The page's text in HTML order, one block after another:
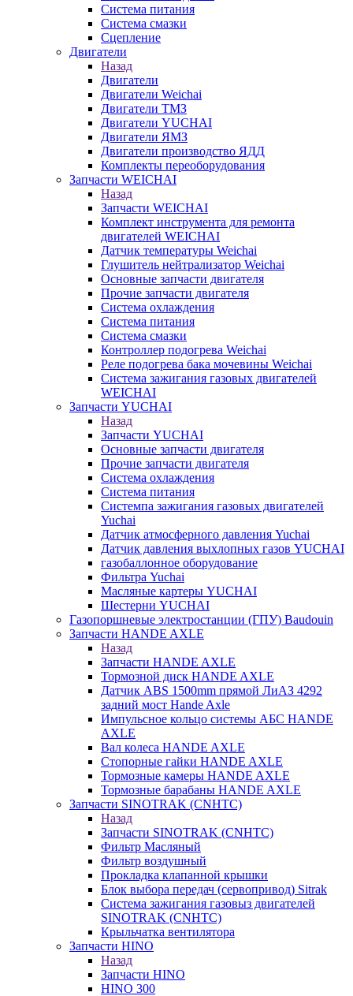
Система питания
Система смазки
Сцепление
Двигатели
Назад
Двигатели
Двигатели Weichai
Двигатели ТМЗ
Двигатели YUCHAI
Двигатели ЯМЗ
Двигатели производство ЯДД
Комплекты переоборудования
Запчасти WEICHAI
Назад
Запчасти WEICHAI
Комплект инструмента для ремонта
двигателей WEICHAI
Датчик температуры Weichai
Глушитель нейтрализатор Weichai
Основные запчасти двигателя
Прочие запчасти двигателя
Система охлаждения
Система питания
Система смазки
Контроллер подогрева Weichai
Реле подогрева бака мочевины Weichai
Система зажигания газовых двигателей
WEICHAI
Запчасти YUCHAI
Назад
Запчасти YUCHAI
Основные запчасти двигателя
Прочие запчасти двигателя
Система охлаждения
Система питания
Системпа зажигания газовых двигателей
Yuchai
Датчик атмосферного давления Yuchai
Датчик давления выхлопных газов YUCHAI
газобаллонное оборудование
Фильтра Yuchai
Масляные картеры YUCHAI
Шестерни YUCHAI
Газопоршневые электростанции (ГПУ) Baudouin
Запчасти HANDE AXLE
Назад
Запчасти HANDE AXLE
Тормозной диск HANDE AXLE
Датчик ABS 1500mm прямой ЛиАЗ 4292
задний мост Hande Axle
Импульсное кольцо системы АБС HANDE
AXLE
Вал колеса HANDE AXLE
Стопорные гайки HANDE AXLE
Тормозные камеры HANDE AXLE
Тормозные барабаны HANDE AXLE
Запчасти SINOTRAK (CNHTC)
Назад
Запчасти SINOTRAK (CNHTC)
Фильтр Масляный
Фильтр воздушный
Прокладка клапанной крышки
Блок выбора передач (сервопривод) Sitrak
Система зажигания газовыз двигателей
SINOTRAK (CNHTC)
Крыльчатка вентилятора
Запчасти HINO
Назад
Запчасти HINO
HINO 300